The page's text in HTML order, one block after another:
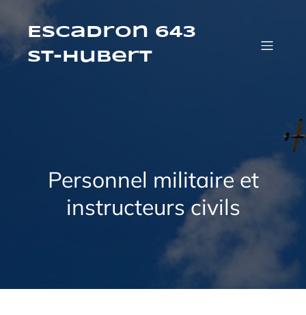
contenuEscadron 643
St-Hubert
Personnel militaire et
instructeurs civils